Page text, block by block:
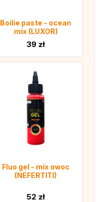
Boilie paste - ocean
mix (LUXOR)
39 zł
Fluo gel - mix owoc
(NEFERTITI)
52 zł